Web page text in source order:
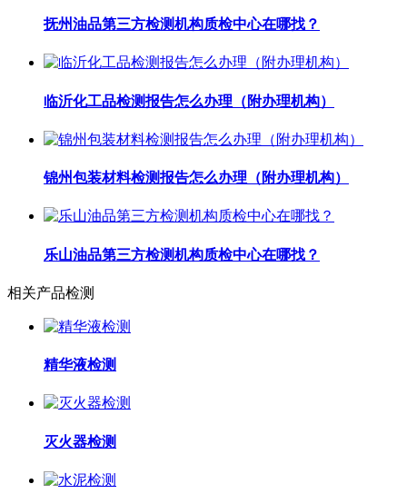
抚州油品第三方检测机构质检中心在哪找？
临沂化工品检测报告怎么办理（附办理机构）
锦州包装材料检测报告怎么办理（附办理机构）
乐山油品第三方检测机构质检中心在哪找？
相关产品检测
精华液检测
灭火器检测